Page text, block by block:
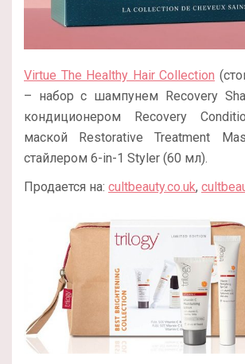
Virtue The Healthy Hair Collection
– набор с шампунем Recovery
кондиционером Recovery
маской Restorative Treatment
стайлером 6-in-1 Styler (60 мл).
Продается на: cultbeauty.co.uk,